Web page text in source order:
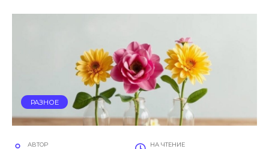
РАЗНОЕ
АВТОР НА ЧТЕНИЕ